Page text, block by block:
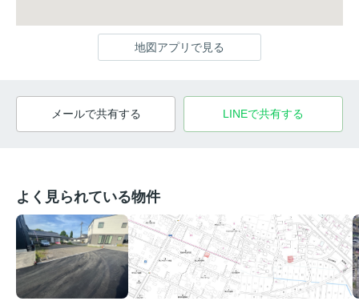
地図アプリで見る
メールで共有する LINEで共有する
よく見られている物件